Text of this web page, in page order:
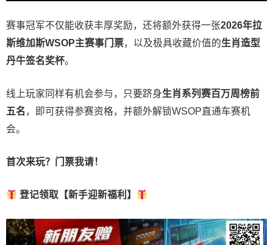
赛事冠军不仅能收获丰厚奖励，还将额外获得一张2026年拉
斯维加斯WSOP主赛事门票，以及极具收藏价值的生肖造型
丹牛签名奖杯。
线上玩家同样有机会参与，只要跻身生肖系列赛百万周榜前
五名 ，即可获得参赛资格，并额外解锁WSOP直通车赛机
会。
首次来玩？门票我请！
登记领取【新手迎新福利】